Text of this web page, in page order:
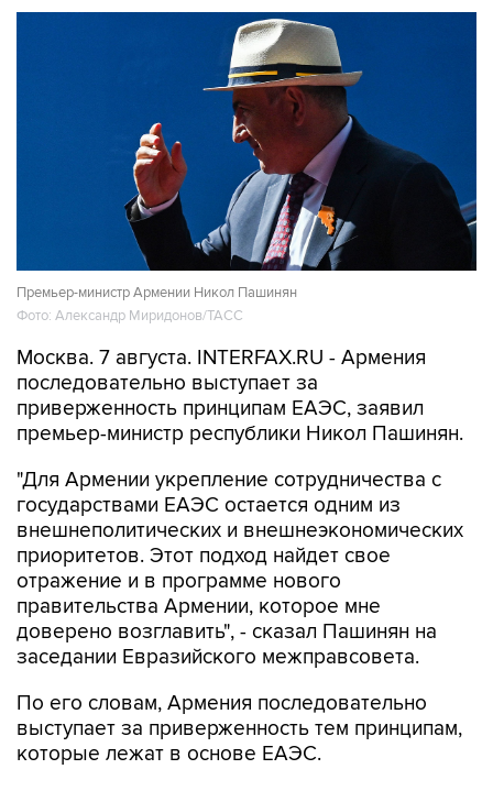
Премьер-министр Армении Никол Пашинян
Фото: Александр Миридонов/ТАСС
Москва. 7 августа. INTERFAX.RU - Армения
последовательно выступает за
приверженность принципам ЕАЭС, заявил
премьер-министр республики Никол Пашинян.
"Для Армении укрепление сотрудничества с
государствами ЕАЭС остается одним из
внешнеполитических и внешнеэкономических
приоритетов. Этот подход найдет свое
отражение и в программе нового
правительства Армении, которое мне
доверено возглавить", - сказал Пашинян на
заседании Евразийского межправсовета.
По его словам, Армения последовательно
выступает за приверженность тем принципам,
которые лежат в основе ЕАЭС.